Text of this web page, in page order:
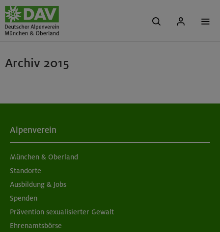
Archiv 2015
Alpenverein
München & Oberland
Standorte
Ausbildung & Jobs
Spenden
Prävention sexualisierter Gewalt
Ehrenamtsbörse